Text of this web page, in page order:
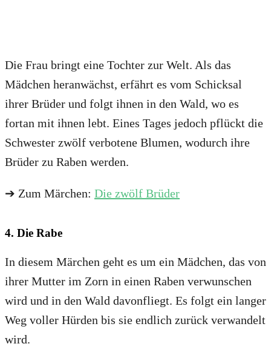
Die Frau bringt eine Tochter zur Welt. Als das
Mädchen heranwächst, erfährt es vom Schicksal
ihrer Brüder und folgt ihnen in den Wald, wo es
fortan mit ihnen lebt. Eines Tages jedoch pflückt die
Schwester zwölf verbotene Blumen, wodurch ihre
Brüder zu Raben werden.
➔ Zum Märchen: Die zwölf Brüder
4. Die Rabe
In diesem Märchen geht es um ein Mädchen, das von
ihrer Mutter im Zorn in einen Raben verwunschen
wird und in den Wald davonfliegt. Es folgt ein langer
Weg voller Hürden bis sie endlich zurück verwandelt
wird.